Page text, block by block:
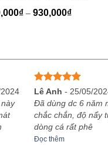
₫ – 930,000₫Khoảng
giá:
Được xếp
hạng
sao
Lê Anh - 25/05/
Đã dùng dc 6 năm
chắc chắn, độ nẩy
dòng cá rất phê
Đọc thêm